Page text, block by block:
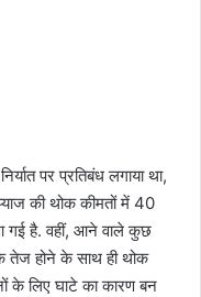
पर प्रतिबंध लगाया था,
की थोक कीमतों में 40
गई है. वहीं, आने वाले कुछ
तेज होने के साथ ही थोक
के लिए घाटे का कारण बन